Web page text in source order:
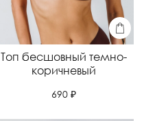
Топ бесшовный темно-
коричневый
690 ₽